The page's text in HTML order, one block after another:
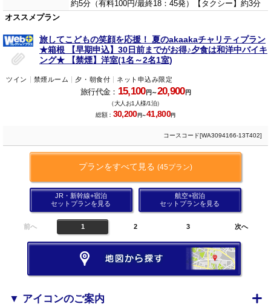
約5分（有料100円/最終18：45発）【タクシー】約3分
オススメプラン
旅してこどもの笑顔を応援！ 夏のakaakaチャリティプラン
★箱根 【早期申込】30日前までがお得♪夕食は和洋中バイキ
ング★ 【禁煙】洋室(1名～2名1室)
ツイン 禁煙ルーム 夕・朝食付 ネット申込み限定
旅行代金： 15,100円～20,900円
（大人お1人様/1泊）
総額： 30,200円～41,800円
コースコード[WA3094166-13T402]
プランをすべて見る (45プラン)
JR・新幹線+宿泊
セットプランを見る
航空+宿泊
セットプランを見る
前へ 1 2 3 次へ
▼ アイコンのご案内